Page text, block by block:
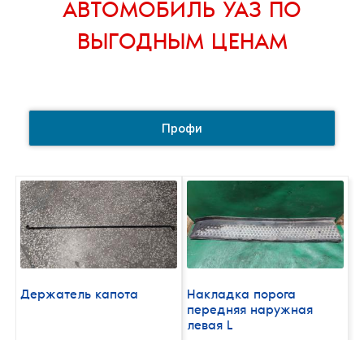
АВТОМОБИЛЬ УАЗ ПО
ВЫГОДНЫМ ЦЕНАМ
Профи
Держатель капота
Накладка порога
передняя наружная
левая L